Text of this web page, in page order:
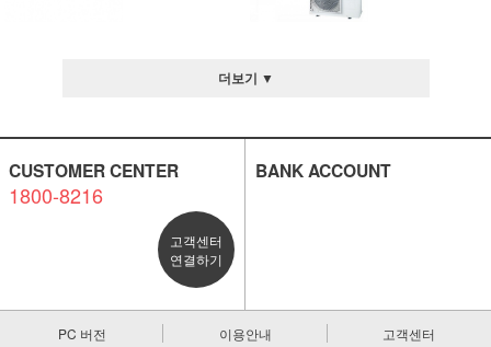
더보기 ▼
CUSTOMER CENTER
1800-8216
고객센터
연결하기
BANK ACCOUNT
PC 버전 이용안내 고객센터